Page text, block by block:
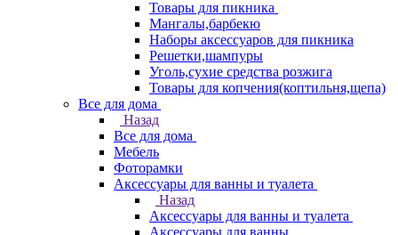
Товары для пикника
Мангалы,барбекю
Наборы аксессуаров для пикника
Решетки,шампуры
Уголь,сухие средства розжига
Товары для копчения(коптильня,щепа)
Все для дома
Назад
Все для дома
Мебель
Фоторамки
Аксессуары для ванны и туалета
Назад
Аксессуары для ванны и туалета
Аксессуары для ванны